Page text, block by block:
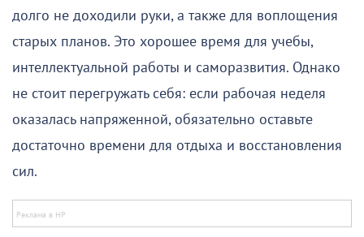
долго не доходили руки, а также для воплощения
старых планов. Это хорошее время для учебы,
интеллектуальной работы и саморазвития. Однако
не стоит перегружать себя: если рабочая неделя
оказалась напряженной, обязательно оставьте
достаточно времени для отдыха и восстановления
сил.